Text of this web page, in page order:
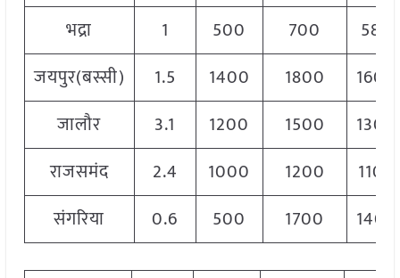
भद्रा
1 500 700
580
जयपुर(बस्सी)
1.5 1400 1800
1600
जालौर
3.1 1200 1500
1300
राजसमंद
2.4 1000 1200
1100
संगरिया
0.6 500 1700 1400